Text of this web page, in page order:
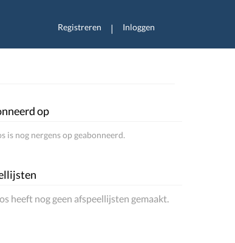
Registreren | Inloggen
op
is nog nergens op geabonneerd.
heeft nog geen afspeellijsten gemaakt.